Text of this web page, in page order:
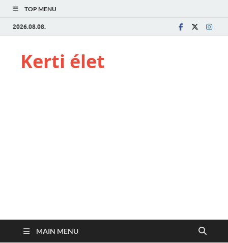
TOP MENU
2026.08.08.
Kerti élet
MAIN MENU